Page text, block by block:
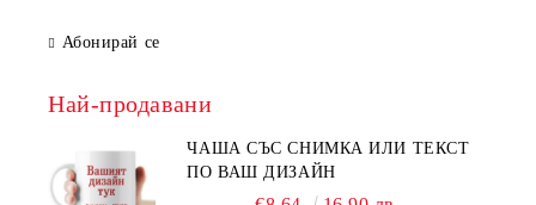
Абонирай се
Най-продавани
ЧАША СЪС СНИМКА ИЛИ ТЕКСТ
ПО ВАШ ДИЗАЙН